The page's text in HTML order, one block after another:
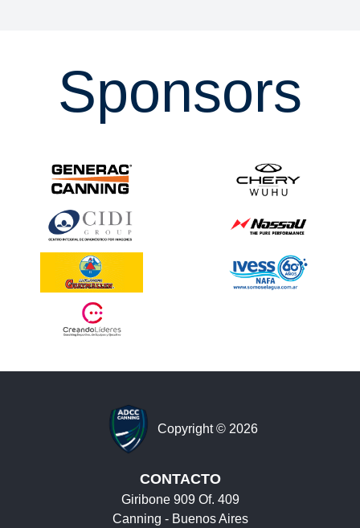
Sponsors
Copyright © 2026
CONTACTO
Giribone 909 Of. 409
Canning - Buenos Aires